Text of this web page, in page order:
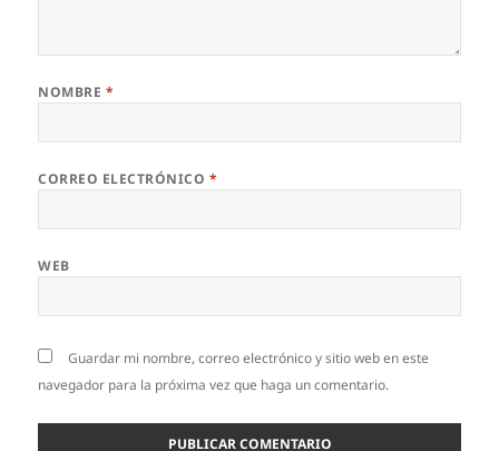
NOMBRE *
CORREO ELECTRÓNICO *
WEB
Guardar mi nombre, correo electrónico y sitio web en este
navegador para la próxima vez que haga un comentario.